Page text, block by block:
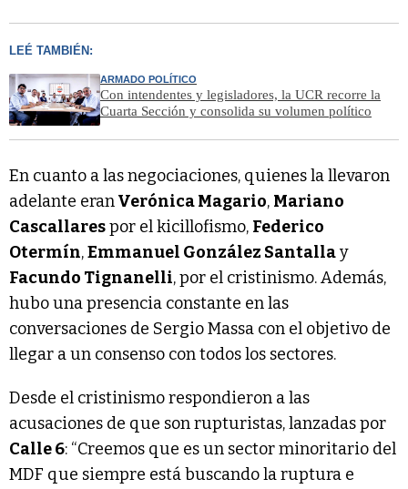
LEÉ TAMBIÉN:
ARMADO POLÍTICO
Con intendentes y legisladores, la UCR recorre la
Cuarta Sección y consolida su volumen político
En cuanto a las negociaciones, quienes la llevaron
adelante eranVerónica Magario, Mariano
Cascallarespor el kicillofismo, Federico
Otermín,Emmanuel González Santallay
Facundo Tignanelli, por el cristinismo. Además,
hubo una presencia constante en las
conversaciones de Sergio Massa con el objetivo de
llegar a un consenso con todos los sectores.
Desde el cristinismo respondieron a las
acusaciones de que son rupturistas, lanzadas por
Calle 6: “Creemos que es un sector minoritario del
MDF que siempre está buscando la ruptura e